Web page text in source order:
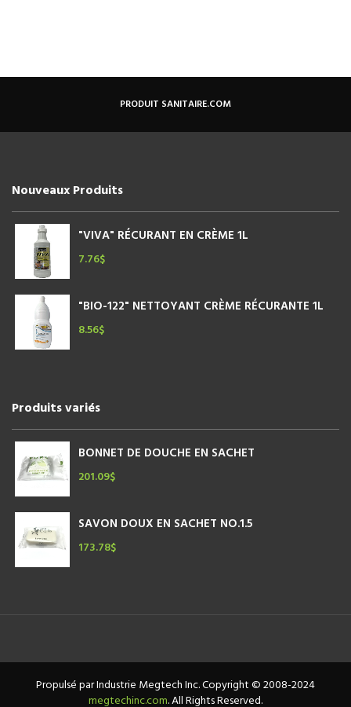
PRODUIT SANITAIRE.COM
Nouveaux Produits
"VIVA" RÉCURANT EN CRÈME 1L
7.76$
"BIO-122" NETTOYANT CRÈME RÉCURANTE 1L
8.56$
Produits variés
BONNET DE DOUCHE EN SACHET
201.09$
SAVON DOUX EN SACHET NO.1.5
173.78$
Propulsé par Industrie Megtech Inc. Copyright © 2008-2024
megtechinc.com. All Rights Reserved.